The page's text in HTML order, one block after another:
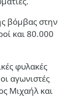
βόμβας στην
και 80.000
φυλακές
αγωνιστές
Μιχαήλ και